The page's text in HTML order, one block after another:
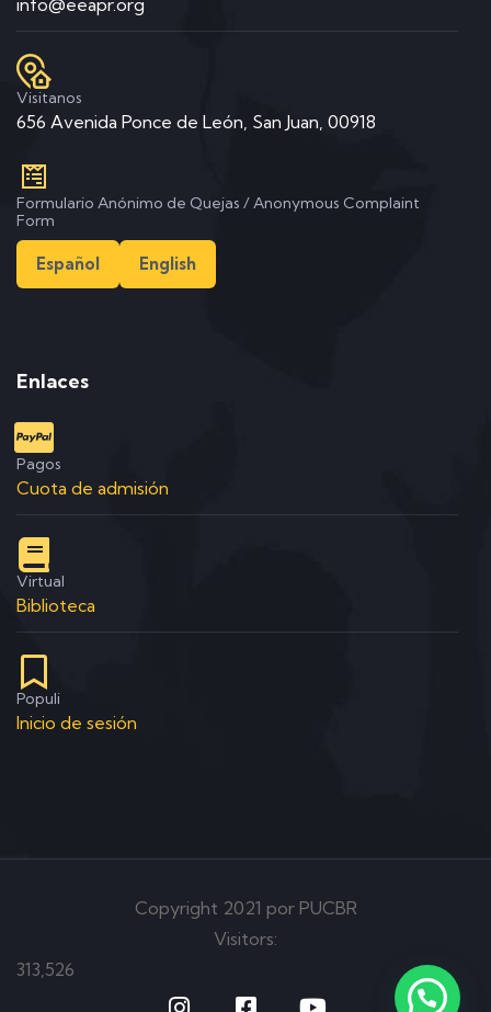
info@eeapr.org
Visitanos
656 Avenida Ponce de León, San Juan, 00918
Formulario Anónimo de Quejas / Anonymous Complaint
Form
Español English
Enlaces
Pagos
Cuota de admisión
Virtual
Biblioteca
Populi
Inicio de sesión
Copyright 2021 por PUCBR
Visitors:
313,526